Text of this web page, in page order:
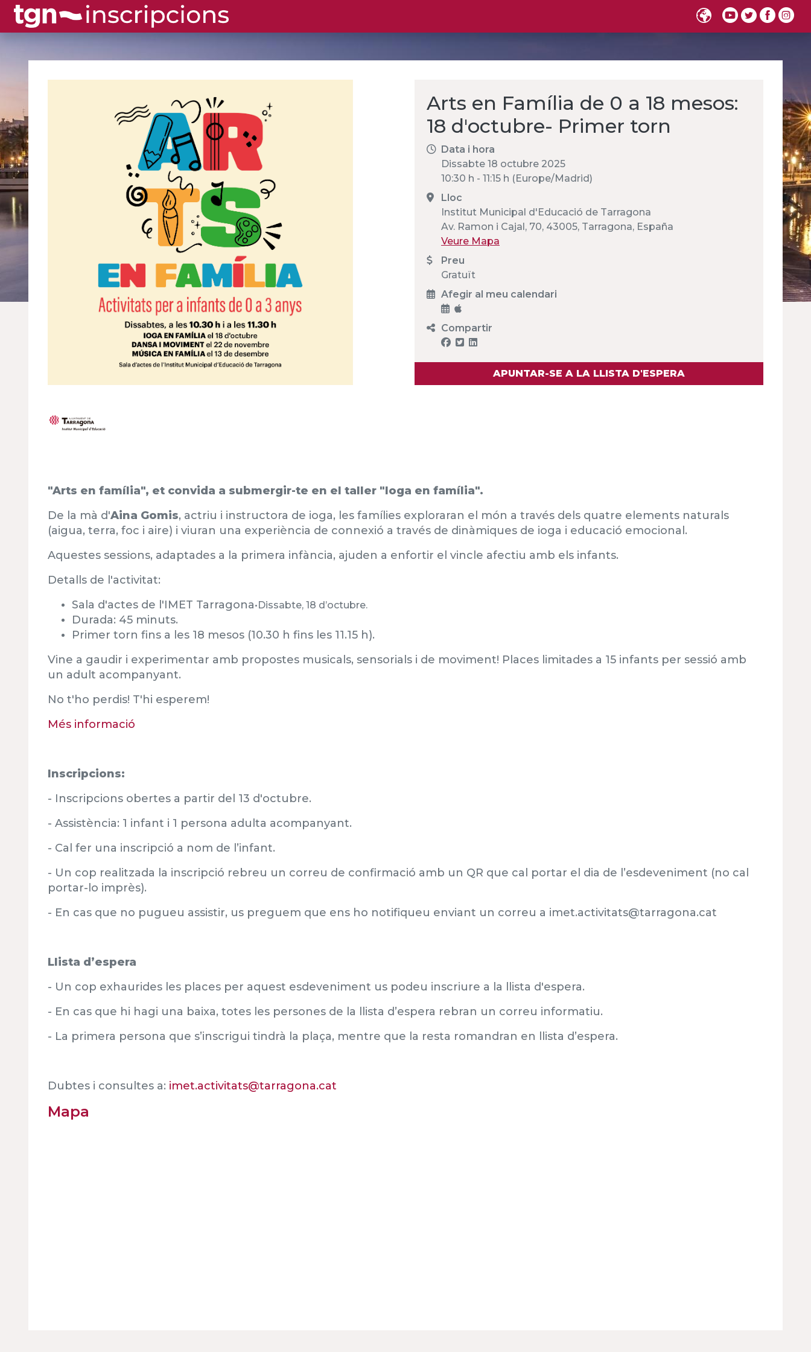
Arts en Família de 0 a 18 mesos:
18 d'octubre- Primer torn
Data i hora
Dissabte 18 octubre 2025
10:30 h - 11:15 h (Europe/Madrid)
Lloc
Institut Municipal d'Educació de Tarragona
Av. Ramon i Cajal, 70, 43005, Tarragona, España
Veure Mapa
Preu
Gratuït
Afegir al meu calendari
Compartir
APUNTAR-SE A LA LLISTA D'ESPERA
"Arts en família", et convida a submergir-te en el taller "Ioga en família".
De la mà d'Aina Gomis, actriu i instructora de ioga, les famílies exploraran el món a través dels quatre elements naturals
(aigua, terra, foc i aire) i viuran una experiència de connexió a través de dinàmiques de ioga i educació emocional.
Aquestes sessions, adaptades a la primera infància, ajuden a enfortir el vincle afectiu amb els infants.
Detalls de l'activitat:
Sala d'actes de l'IMET Tarragona•Dissabte, 18 d’octubre.
Durada: 45 minuts.
Primer torn fins a les 18 mesos (10.30 h fins les 11.15 h).
Vine a gaudir i experimentar amb propostes musicals, sensorials i de moviment! Places limitades a 15 infants per sessió amb
un adult acompanyant.
No t'ho perdis! T'hi esperem!
Més informació
Inscripcions:
- Inscripcions obertes a partir del 13 d'octubre.
- Assistència: 1 infant i 1 persona adulta acompanyant.
- Cal fer una inscripció a nom de l’infant.
- Un cop realitzada la inscripció rebreu un correu de confirmació amb un QR que cal portar el dia de l’esdeveniment (no cal
portar-lo imprès).
- En cas que no pugueu assistir, us preguem que ens ho notifiqueu enviant un correu a imet.activitats@tarragona.cat
Llista d’espera
- Un cop exhaurides les places per aquest esdeveniment us podeu inscriure a la llista d'espera.
- En cas que hi hagi una baixa, totes les persones de la llista d’espera rebran un correu informatiu.
- La primera persona que s’inscrigui tindrà la plaça, mentre que la resta romandran en llista d’espera.
Dubtes i consultes a: imet.activitats@tarragona.cat
Mapa